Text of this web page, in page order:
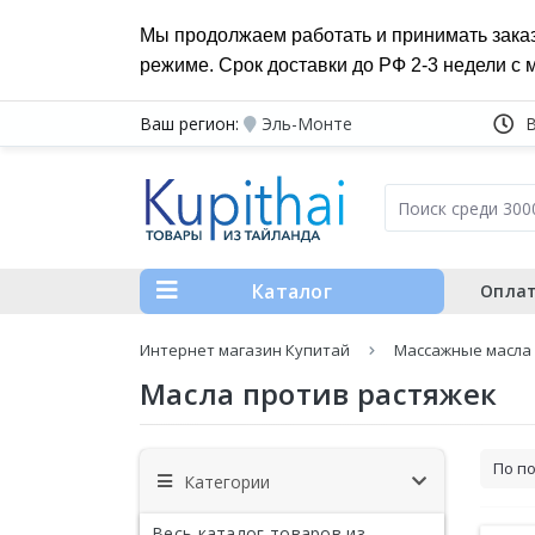
Мы продолжаем работать и принимать
режиме. Срок доставки до РФ 2-3 недели с
Ваш регион: Эль-Монте
Каталог
Интернет магазин Купитай Массажные масла
Масла против растяжек
Категории